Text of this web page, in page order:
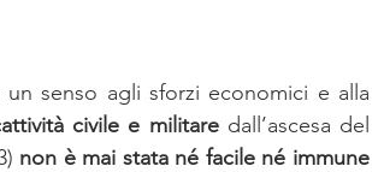
senso agli sforzi economici e alla
civile e militare dall’ascesa del
non è mai stata né facile né immune